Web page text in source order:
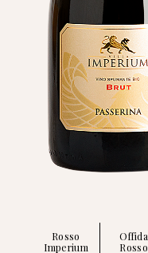
Rosso
Imperium
Offida
Rosso